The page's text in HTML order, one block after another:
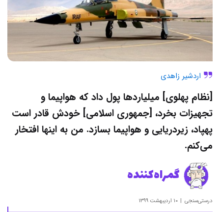
اردشیر زاهدی
[نظام پهلوی] میلیاردها پول داد که هواپیما و
تجهیزات بخرد، [جمهوری اسلامی] خودش قادر است
پهپاد،‌ زیردریایی و هواپیما بسازد. من به اینها افتخار
می‌کنم.
گمراه‌کننده
درستی‌سنجی ۱۰ اردیبهشت ۱۳۹۹